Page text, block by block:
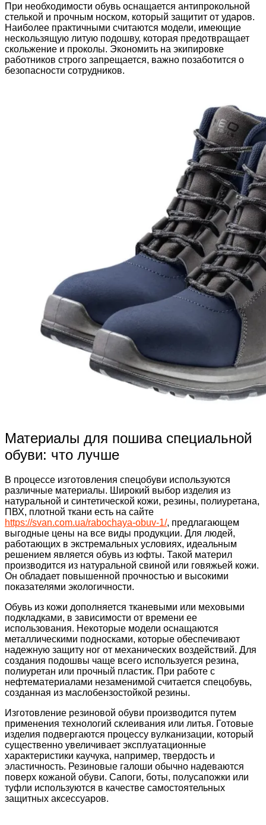
При необходимости обувь оснащается антипрокольной
стелькой и прочным носком, который защитит от ударов.
Наиболее практичными считаются модели, имеющие
нескользящую литую подошву, которая предотвращает
скольжение и проколы. Экономить на экипировке
работников строго запрещается, важно позаботится о
безопасности сотрудников.
Материалы для пошива специальной
обуви: что лучше
В процессе изготовления спецобуви используются
различные материалы. Широкий выбор изделия из
натуральной и синтетической кожи, резины, полиуретана,
ПВХ, плотной ткани есть на сайте
https://svan.com.ua/rabochaya-obuv-1/, предлагающем
выгодные цены на все виды продукции. Для людей,
работающих в экстремальных условиях, идеальным
решением является обувь из юфты. Такой материл
производится из натуральной свиной или говяжьей кожи.
Он обладает повышенной прочностью и высокими
показателями экологичности.
Обувь из кожи дополняется тканевыми или меховыми
подкладками, в зависимости от времени ее
использования. Некоторые модели оснащаются
металлическими подносками, которые обеспечивают
надежную защиту ног от механических воздействий. Для
создания подошвы чаще всего используется резина,
полиуретан или прочный пластик. При работе с
нефтематериалами незаменимой считается спецобувь,
созданная из маслобензостойкой резины.
Изготовление резиновой обуви производится путем
применения технологий склеивания или литья. Готовые
изделия подвергаются процессу вулканизации, который
существенно увеличивает эксплуатационные
характеристики каучука, например, твердость и
эластичность. Резиновые галоши обычно надеваются
поверх кожаной обуви. Сапоги, боты, полусапожки или
туфли используются в качестве самостоятельных
защитных аксессуаров.